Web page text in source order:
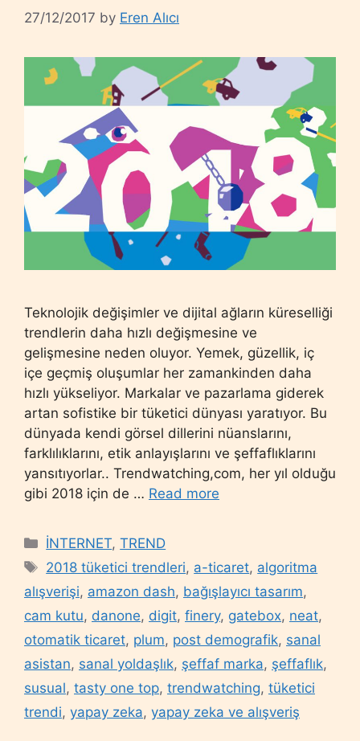
27/12/2017 by Eren Alıcı
Teknolojik değişimler ve dijital ağların küreselliği
trendlerin daha hızlı değişmesine ve
gelişmesine neden oluyor. Yemek, güzellik, iç
içe geçmiş oluşumlar her zamankinden daha
hızlı yükseliyor. Markalar ve pazarlama giderek
artan sofistike bir tüketici dünyası yaratıyor. Bu
dünyada kendi görsel dillerini nüanslarını,
farklılıklarını, etik anlayışlarını ve şeffaflıklarını
yansıtıyorlar.. Trendwatching,com, her yıl olduğu
gibi 2018 için de … Read more
Categories
İNTERNET,TREND
Tags
2018 tüketici trendleri, a-ticaret, algoritma
alışverişi, amazon dash, bağışlayıcı tasarım,
cam kutu, danone, digit, finery, gatebox, neat,
otomatik ticaret, plum, post demografik, sanal
asistan, sanal yoldaşlık, şeffaf marka, şeffaflık,
susual, tasty one top, trendwatching, tüketici
trendi, yapay zeka, yapay zeka ve alışveriş